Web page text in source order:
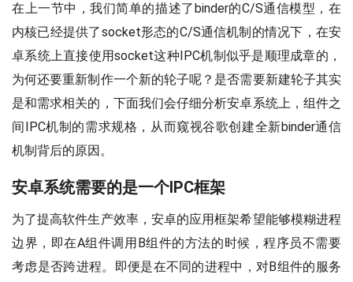
在上一节中，我们简单的描述了binder的C/S通信模型，在
内核已经提供了socket形态的C/S通信机制的情况下，在安
卓系统上直接使用socket这种IPC机制似乎是顺理成章的，
为何还要重新制作一个新的轮子呢？是否需要新建轮子其实
是和需求相关的，下面我们会仔细分析安卓系统上，组件之
间IPC机制的需求规格，从而窥视谷歌创建全新binder通信
机制背后的原因。
安卓系统需要的是一个IPC框架
为了提高软件生产效率，安卓的应用框架希望能够模糊进程
边界，即在A组件调用B组件的方法的时候，程序员不需要
考虑是否跨进程。即便是在不同的进程中，对B组件的服务